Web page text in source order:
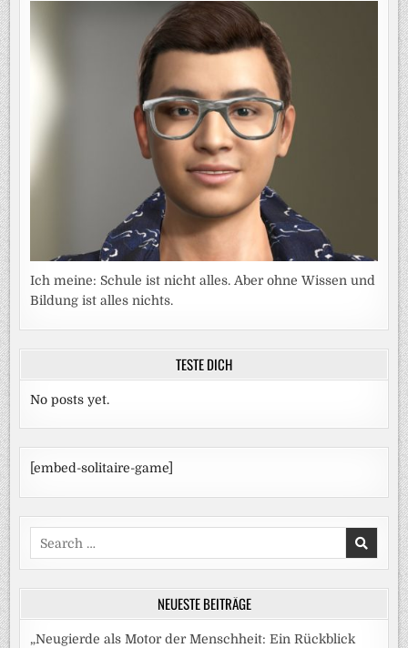
Ich meine: Schule ist nicht alles. Aber ohne Wissen und
Bildung ist alles nichts.
TESTE DICH
No posts yet.
[embed-solitaire-game]
Search
for:
NEUESTE BEITRÄGE
„Neugierde als Motor der Menschheit: Ein Rückblick